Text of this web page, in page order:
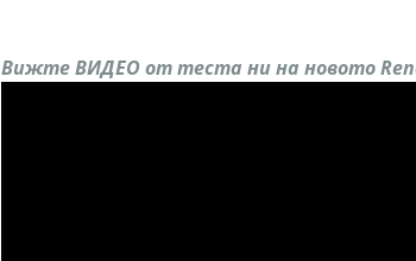
Вижте ВИДЕО от теста ни на новото